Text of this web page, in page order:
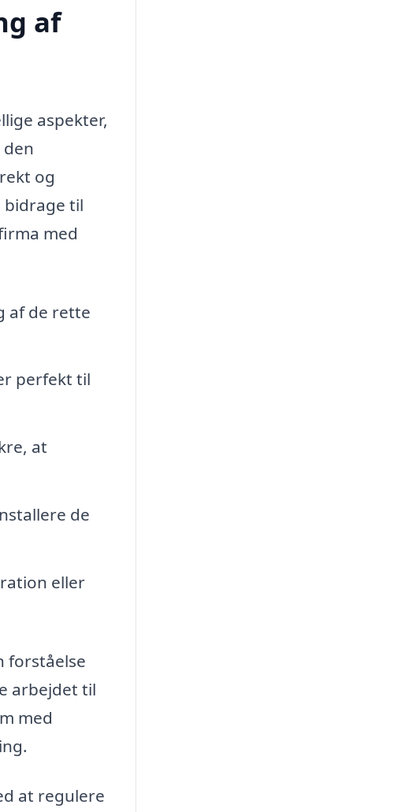
af
aspekter,
og
bidrage til
med
af de rette
perfekt til
at
de
eller
forståelse
arbejdet til
med
at regulere